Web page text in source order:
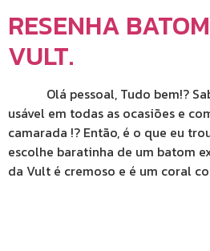
RESENHA
VULT.
Olá pessoal, Tudo bem!?
usável em todas as ocasiões e
camarada !? Então, é o que eu
escolhe baratinha de um batom
da Vult é cremoso e é um coral